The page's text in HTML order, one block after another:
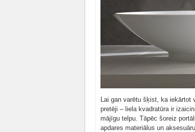
Lai gan varētu šķist, ka iekārtot
pretēji – liela kvadratūra ir
mājīgu telpu. Tāpēc šoreiz
apdares materiālus un